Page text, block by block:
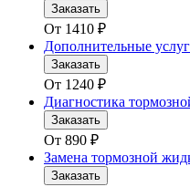
Заказать
От 1410 ₽
Дополнительные
Заказать
От 1240 ₽
Диагностика
Заказать
От 890 ₽
Замена тормозной
Заказать